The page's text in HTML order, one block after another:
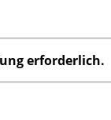
erforderlich.